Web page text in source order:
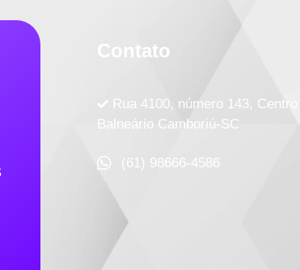
Contato
Rua 4100, número 143, Centro -
Balneário Camboriú-SC
(61) 98666-4586